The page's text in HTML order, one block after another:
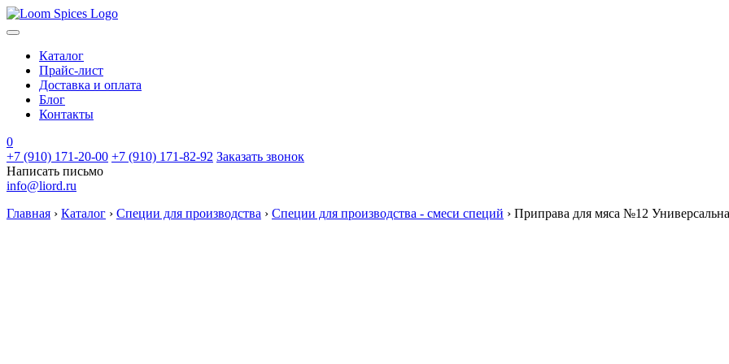
Каталог
Прайс-лист
Доставка и оплата
Блог
Контакты
0
+7 (910) 171-20-00 +7 (910) 171-82-92 Заказать звонок
Написать письмо
info@liord.ru
Главная › Каталог › Специи для производства › Специи для производства - смеси специй › Приправа для мяса №12